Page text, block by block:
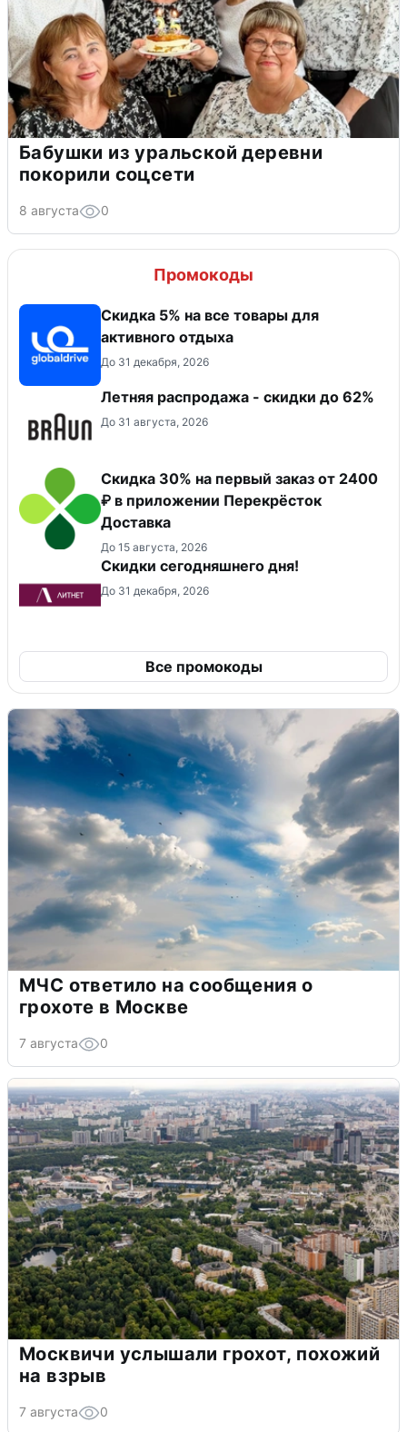
Бабушки из уральской деревни
покорили соцсети
8 августа 0
Промокоды
Скидка 5% на все товары для
активного отдыха
До 31 декабря, 2026
Летняя распродажа - скидки до 62%
До 31 августа, 2026
Скидка 30% на первый заказ от 2400
₽ в приложении Перекрёсток
Доставка
До 15 августа, 2026
Скидки сегодняшнего дня!
До 31 декабря, 2026
Все промокоды
МЧС ответило на сообщения о
грохоте в Москве
7 августа 0
Москвичи услышали грохот, похожий
на взрыв
7 августа 0